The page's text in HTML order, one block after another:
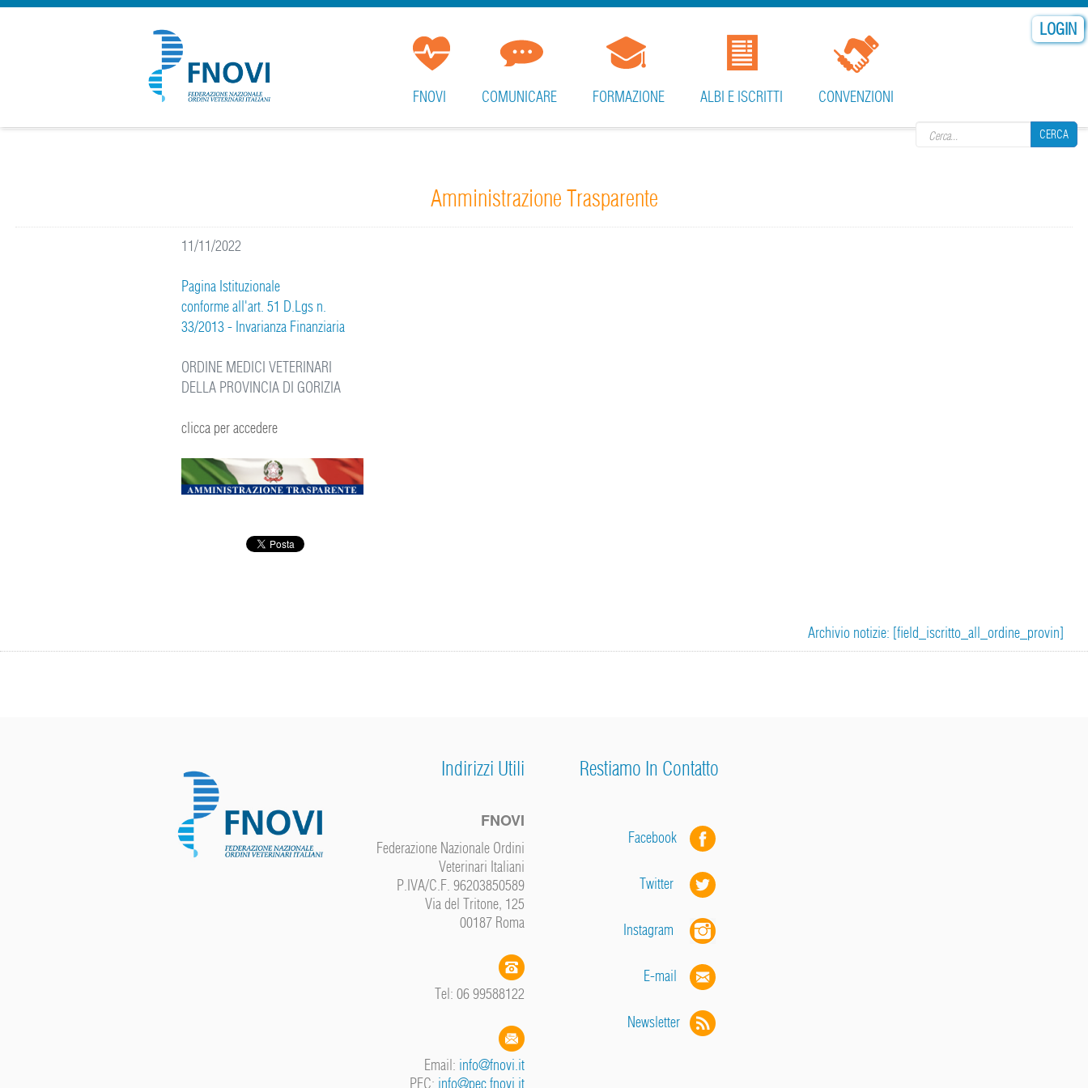
LOGIN
CERCA
CERCA
FNOVI COMUNICARE FORMAZIONE ALBI E ISCRITTI CONVENZIONI
Amministrazione Trasparente
11/11/2022
Pagina Istituzionale
conformeall'art. 51 D.Lgs n.
33/2013 - Invarianza Finanziaria
ORDINE MEDICI VETERINARI
DELLA PROVINCIA DI GORIZIA
clicca per accedere
Archivio notizie: [field_iscritto_all_ordine_provin]
Indirizzi Utili
FNOVI
Federazione Nazionale Ordini
Veterinari Italiani
P.IVA/C.F. 96203850589
Via del Tritone, 125
00187 Roma
Tel: 06 99588122
Email: info@fnovi.it
PEC: info@pec.fnovi.it
Restiamo In Contatto
Facebook
Twitter
Instagram
E-mail
Newsletter